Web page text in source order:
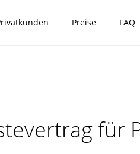
Preise FAQ
für